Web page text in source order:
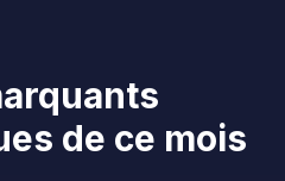
de ce mois